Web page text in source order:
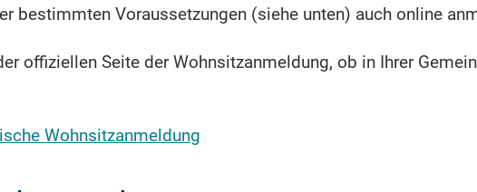
bestimmten Voraussetzungen (siehe unten) auch online
offiziellen Seite der Wohnsitzanmeldung, ob in Ihrer
Wohnsitzanmeldung